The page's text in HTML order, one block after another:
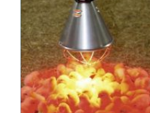
upprätthålla en god
ögonh&...